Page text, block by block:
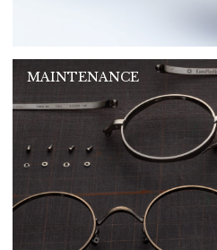
MAINTENANCE